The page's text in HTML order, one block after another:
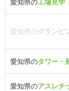
愛知県のグランピ
愛知県のタワー・
愛知県のアスレチ